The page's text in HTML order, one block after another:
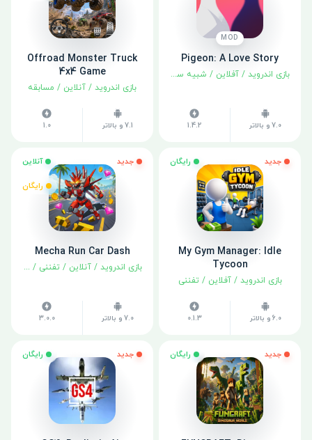
MOD
Pigeon: A Love Story
بازی اندروید / آفلاین / شبیه سازی
7.0 و بالاتر 1.4.2
Offroad Monster Truck
4x4 Game
بازی اندروید / آنلاین / مسابقه
7.1 و بالاتر 1.0
جدید رایگان
My Gym Manager: Idle
Tycoon
بازی اندروید /آفلاین /تفننی
6.0 و بالاتر 0.1.3
جدید آنلاین
رایگان
Mecha Run Car Dash
بازی اندروید / آنلاین / تفننی / مسابقه
7.0 و بالاتر 3.0.0
جدید رایگان جدید رایگان